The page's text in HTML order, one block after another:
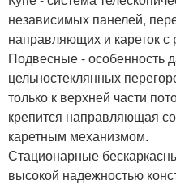
независимых панелей,
направляющих и кареток с
Подвесные - особенность
цельностеклянных
только к верхней части
крепится направляющая
каретным механизмом.
Стационарные
высокой надежностью